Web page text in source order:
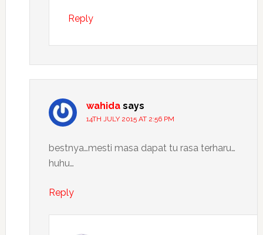
Reply
wahida says
14TH JULY 2015 AT 2:56 PM
bestnya…mesti masa dapat tu rasa terharu…
huhu…
Reply